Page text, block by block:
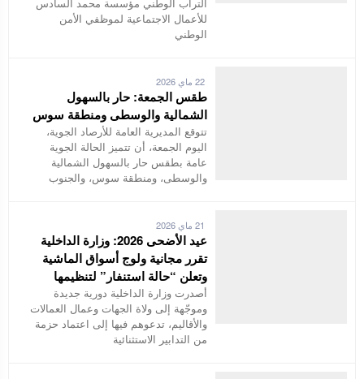
للأعمال الاجتماعية لموظفي الأمن
الوطني
22 ماي 2026
طقس الجمعة: حار بالسهول
الشمالية والوسطى ومنطقة سوس
تتوقع المديرية العامة للأرصاد الجوية،
اليوم الجمعة، أن تتميز الحالة الجوية
عامة بطقس حار بالسهول الشمالية
والوسطى، ومنطقة سوس، والجنوب
عيد الأضحى 2026: وزارة الداخلية
تقرر مجانية ولوج أسواق الماشية
وتعلن “حالة استنفار” لتنظيمها
أصدرت وزارة الداخلية دورية جديدة
وموجّهة إلى ولاة الجهات وعمال العمالات
والأقاليم، تدعوهم فيها إلى اعتماد حزمة
من التدابير الاستثنائية